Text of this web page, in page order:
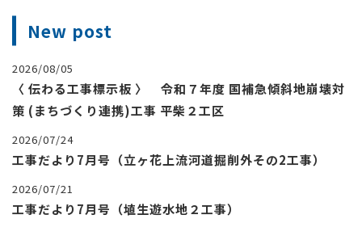
New post
2026/08/05
〈 伝わる工事標示板 〉 令和７年度 国補急傾斜地崩壊対
策 (まちづくり連携)工事 平柴２工区
2026/07/24
工事だより7月号（立ヶ花上流河道掘削外その2工事）
2026/07/21
工事だより7月号（埴生遊水地２工事）